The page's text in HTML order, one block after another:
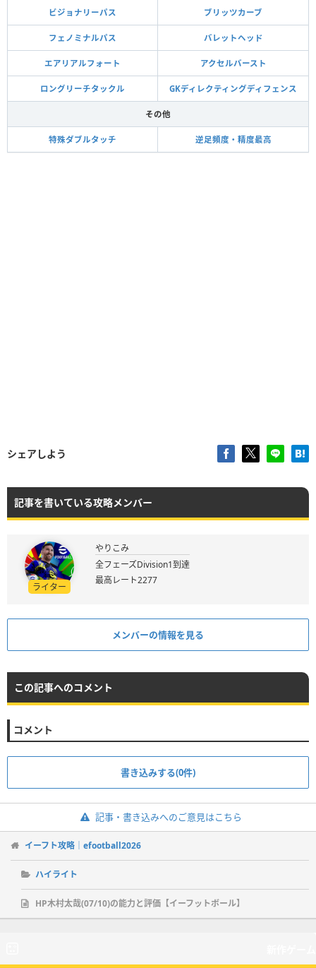
ビジョナリーパス ブリッツカーブ
フェノミナルパス バレットヘッド
エアリアルフォート アクセルバースト
ロングリーチタックル GKディレクティングディフェンス
その他
特殊ダブルタッチ 逆足頻度・精度最高
シェアしよう
記事を書いている攻略メンバー
ライター
やりこみ
全フェーズDivision1到達
最高レート2277
メンバーの情報を見る
この記事へのコメント
コメント
書き込みする(0件)
記事・書き込みへのご意見はこちら
イーフト攻略｜efootball2026
ハイライト
HP木村太哉(07/10)の能力と評価【イーフットボール】